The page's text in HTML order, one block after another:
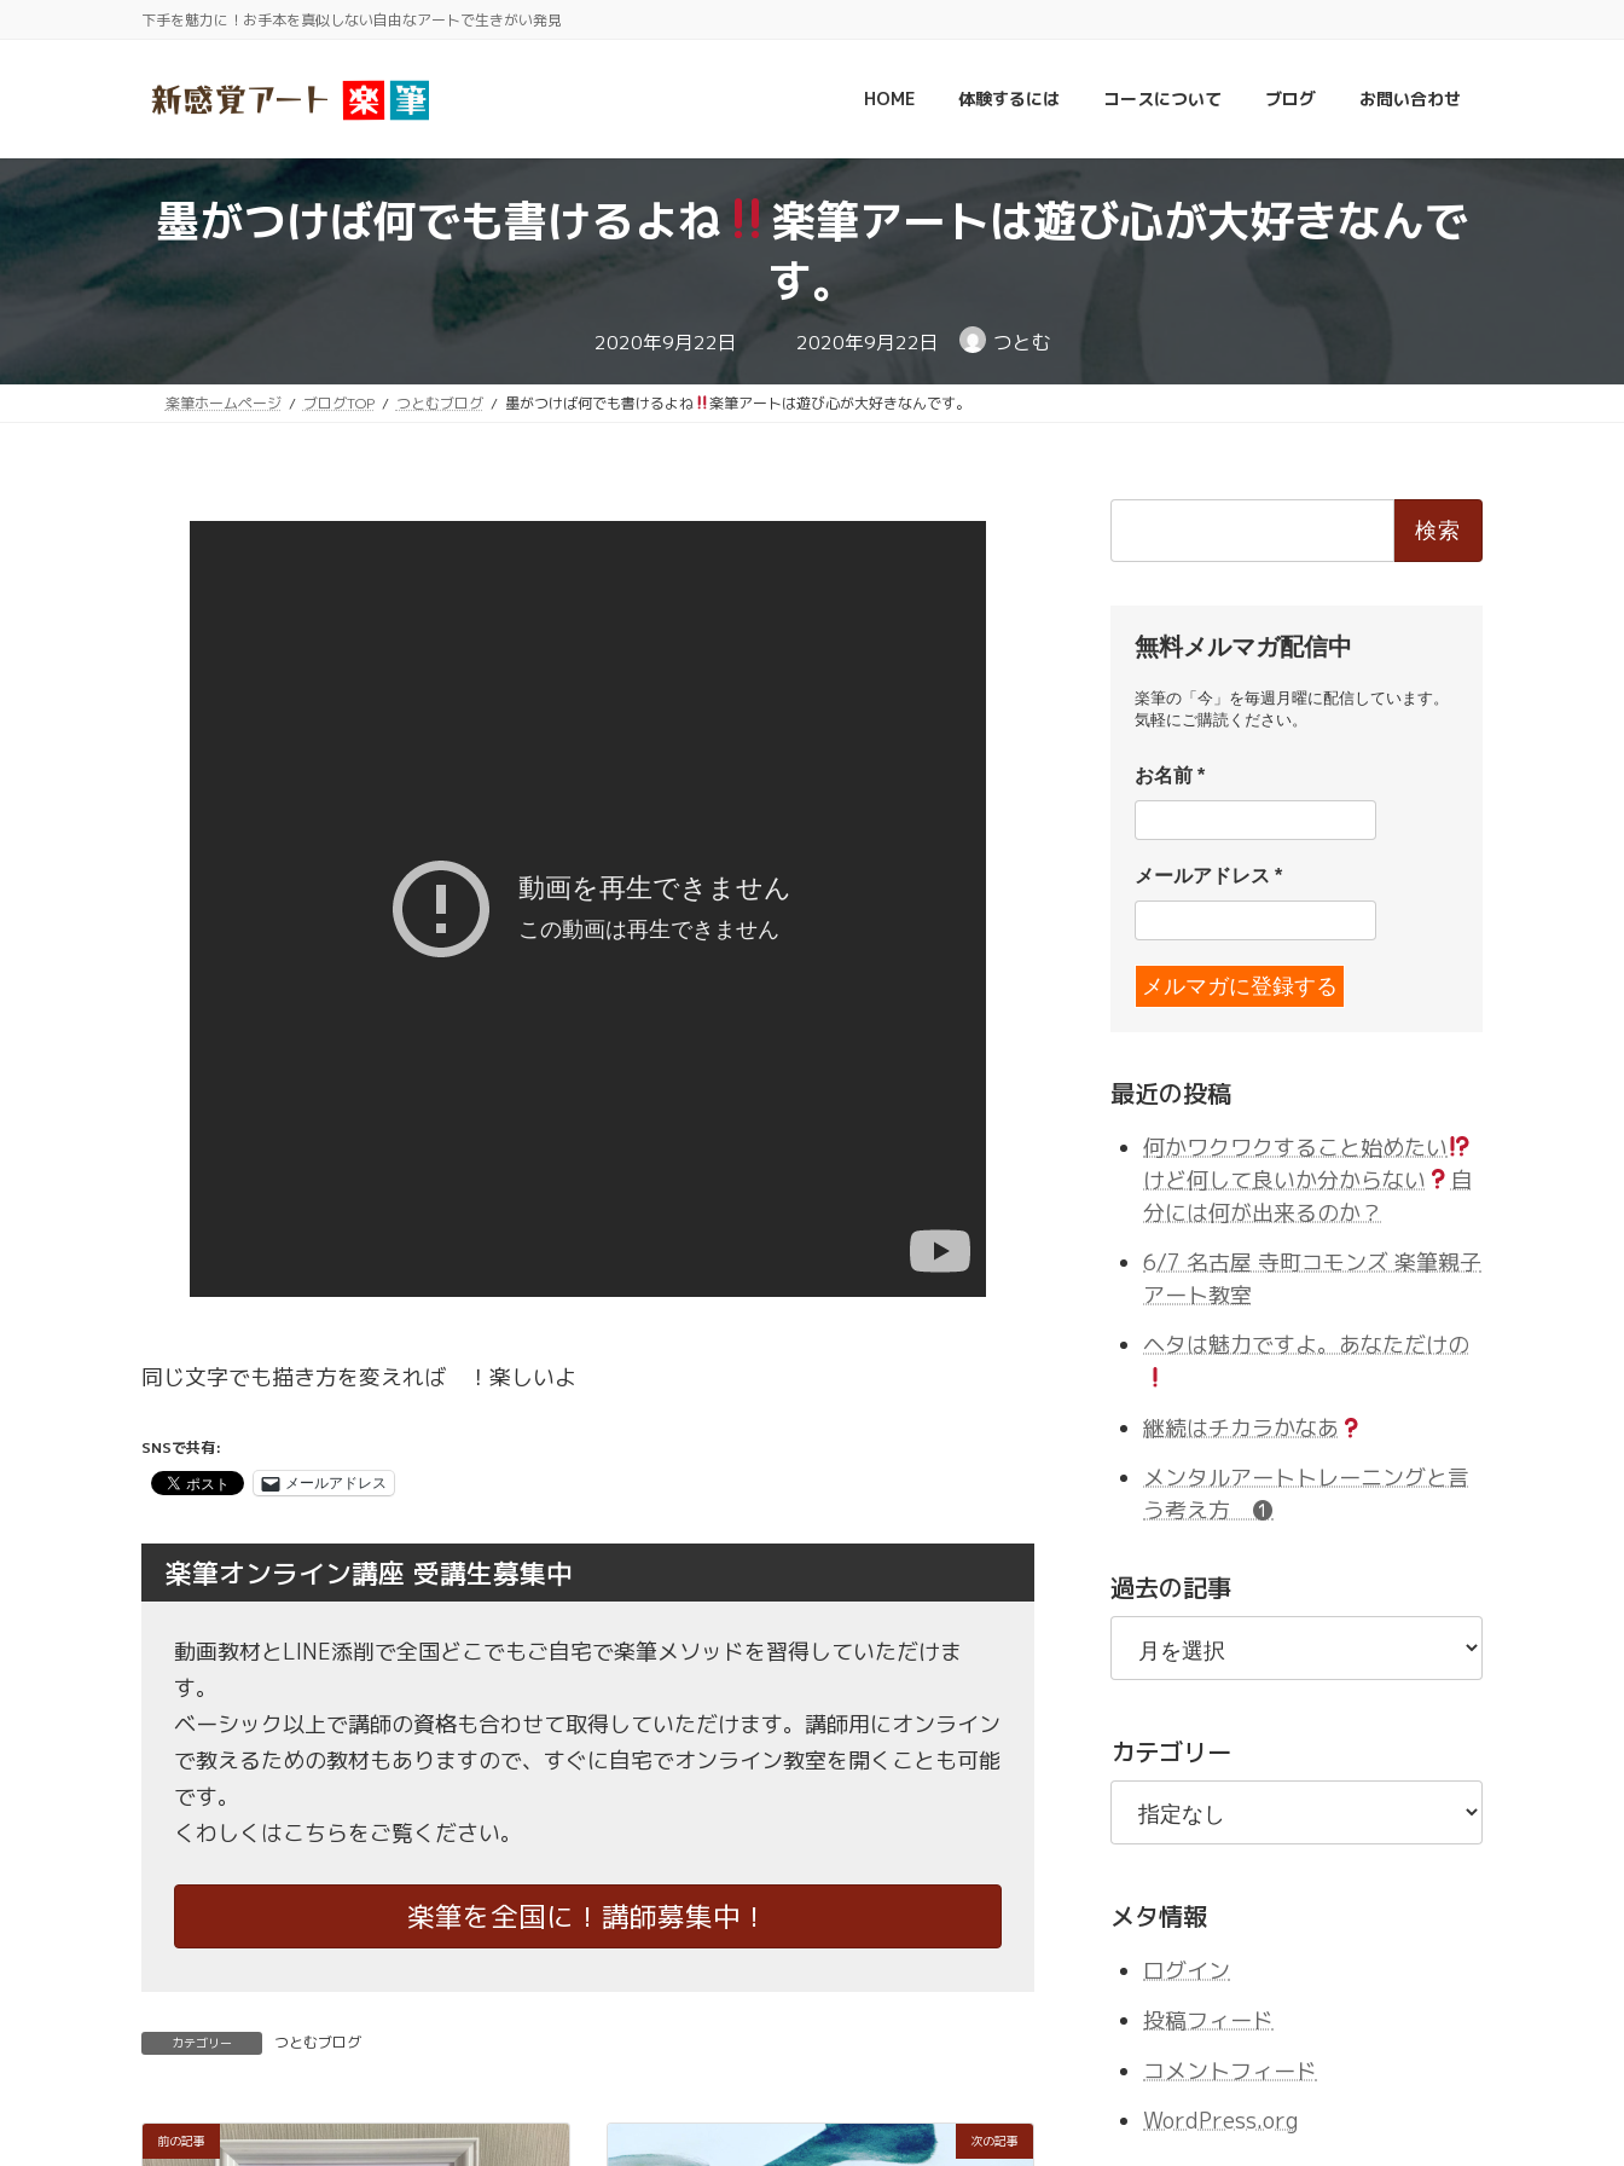
へ
ス
ョ
ン
下手を魅力に！お手本を真似しない自由なアートで生きがい発見
HOME 体験するには コースについて ブログ お問い合わせ
墨がつけば何でも書けるよね
楽筆アートは遊び心が大好きなんで
す。
2020年9月22日 最
終
新
日
2020年9月22日 つとむ
楽筆ホームページ ブログTOP つとむブログ 墨がつけば何でも書けるよね 楽筆アートは遊び心が大好きなんです。
同じ文字でも描き方を変えれば ！楽しいよ
SNSで共有:
メールアドレス
楽筆オンライン講座 受講生募集中
動画教材とLINE添削で全国どこでもご自宅で楽筆メソッドを習得していただけま
す。
ベーシック以上で講師の資格も合わせて取得していただけます。講師用にオンライン
で教えるための教材もありますので、すぐに自宅でオンライン教室を開くことも可能
です。
くわしくはこちらをご覧ください。
楽筆を全国に！講師募集中！
カテゴリー つとむブログ
前の記事 次の記事
無料メルマガ配信中
楽筆の「今」を毎週月曜に配信しています。
気軽にご購読ください。
お名前*
メールアドレス*
最近の投稿
何かワクワクすること始めたい
けど何して良いか分からない
自
分には何が出来るのか？
6/7 名古屋 寺町コモンズ 楽筆親子
アート教室
ヘタは魅力ですよ。あなただけの
継続はチカラかなあ
メンタルアートトレーニングと言
う考え方 ❶
過去の記事
過
の
事
カテゴリー
メタ情報
ログイン
投稿フィード
コメントフィード
WordPress.org